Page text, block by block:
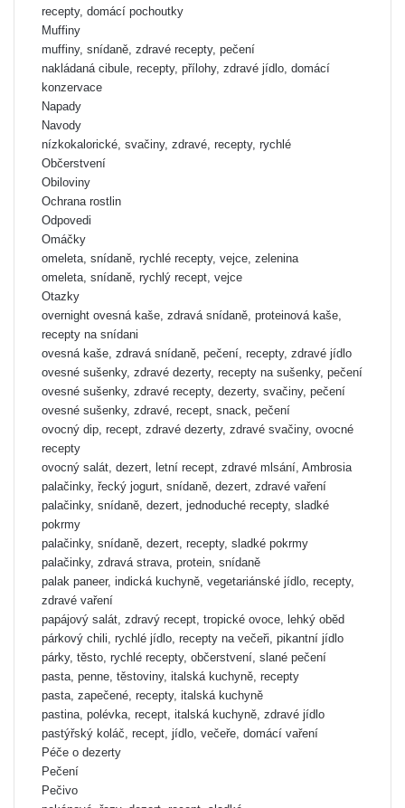
recepty, domácí pochoutky
Muffiny
muffiny, snídaně, zdravé recepty, pečení
nakládaná cibule, recepty, přílohy, zdravé jídlo, domácí
konzervace
Napady
Navody
nízkokalorické, svačiny, zdravé, recepty, rychlé
Občerstvení
Obiloviny
Ochrana rostlin
Odpovedi
Omáčky
omeleta, snídaně, rychlé recepty, vejce, zelenina
omeleta, snídaně, rychlý recept, vejce
Otazky
overnight ovesná kaše, zdravá snídaně, proteinová kaše,
recepty na snídani
ovesná kaše, zdravá snídaně, pečení, recepty, zdravé jídlo
ovesné sušenky, zdravé dezerty, recepty na sušenky, pečení
ovesné sušenky, zdravé recepty, dezerty, svačiny, pečení
ovesné sušenky, zdravé, recept, snack, pečení
ovocný dip, recept, zdravé dezerty, zdravé svačiny, ovocné
recepty
ovocný salát, dezert, letní recept, zdravé mlsání, Ambrosia
palačinky, řecký jogurt, snídaně, dezert, zdravé vaření
palačinky, snídaně, dezert, jednoduché recepty, sladké
pokrmy
palačinky, snídaně, dezert, recepty, sladké pokrmy
palačinky, zdravá strava, protein, snídaně
palak paneer, indická kuchyně, vegetariánské jídlo, recepty,
zdravé vaření
papájový salát, zdravý recept, tropické ovoce, lehký oběd
párkový chili, rychlé jídlo, recepty na večeři, pikantní jídlo
párky, těsto, rychlé recepty, občerstvení, slané pečení
pasta, penne, těstoviny, italská kuchyně, recepty
pasta, zapečené, recepty, italská kuchyně
pastina, polévka, recept, italská kuchyně, zdravé jídlo
pastýřský koláč, recept, jídlo, večeře, domácí vaření
Péče o dezerty
Pečení
Pečivo